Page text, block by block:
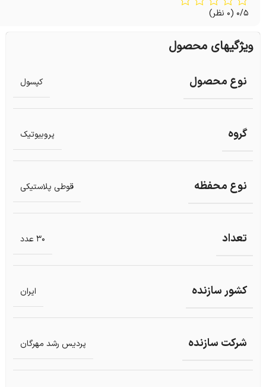
0/5 (0 نظر)
ویژگیهای محصول
نوع محصول کپسول
گروه پروبیوتیک
نوع محفظه قوطی پلاستیکی
تعداد 30 عدد
کشور سازنده ایران
شرکت سازنده پردیس رشد مهرگان